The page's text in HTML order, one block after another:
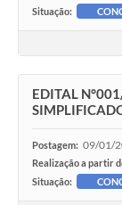
Situação:
EDITAL
Postagem: 09/01/
Realização a partir
Situação: